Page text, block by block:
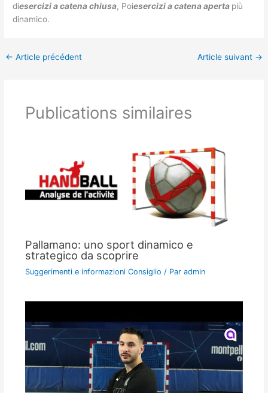
diesercizi a catena chiusa, Poiesercizi a catena aperta più
dinamico.
← Article précédent Article suivant →
Publications similaires
Pallamano: uno sport dinamico e
strategico da scoprire
Suggerimenti e informazioni Consiglio / Par admin